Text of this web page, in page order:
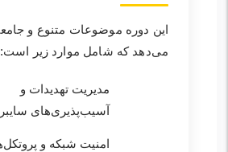
این دوره موضوعات متنوع و
می‌دهد که شامل موارد زیر است:
مدیریت تهدیدات و
آسیب‌پذیری‌های
امنیت شبکه و